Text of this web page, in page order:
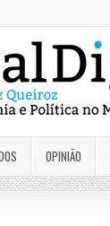
OPINIÃO